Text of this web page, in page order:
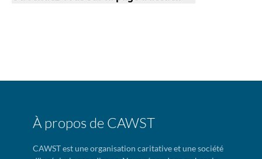
À propos de CAWST
CAWST est une organisation caritative et une société